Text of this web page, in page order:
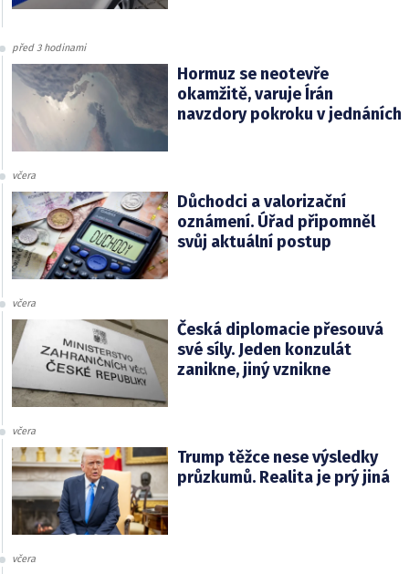
před 3 hodinami
Hormuz se neotevře
okamžitě, varuje Írán
navzdory pokroku v jednáních
včera
Důchodci a valorizační
oznámení. Úřad připomněl
svůj aktuální postup
včera
Česká diplomacie přesouvá
své síly. Jeden konzulát
zanikne, jiný vznikne
včera
Trump těžce nese výsledky
průzkumů. Realita je prý jiná
včera